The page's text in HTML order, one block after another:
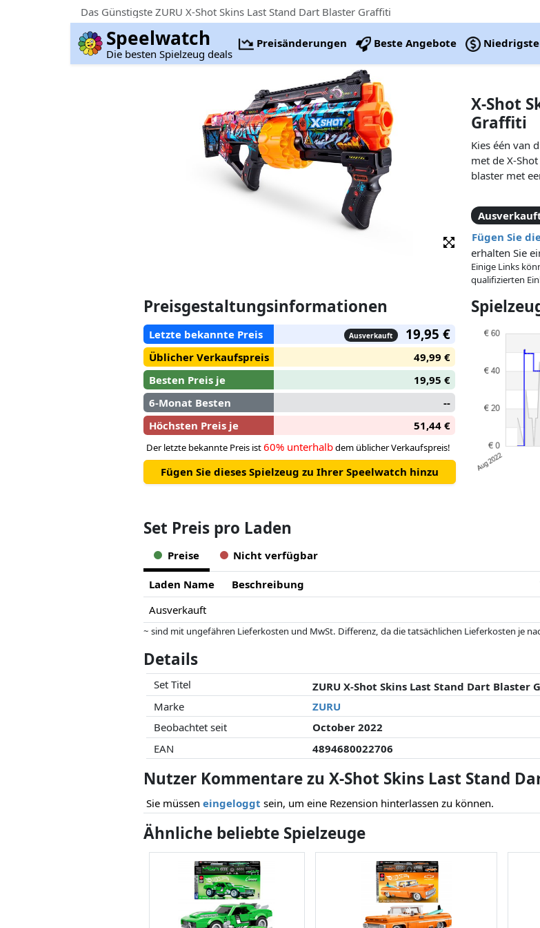
Das Günstigste ZURU X-Shot Skins Last Stand Dart Blaster Graffiti
Speelwatch
Die besten Spielzeug deals
Preisänderungen Beste Angebote
X-Shot
Graffiti
Kies één van
met de X-
blaster met
Fügen Sie
erhalten Sie
Einige Links
qualifizierten
Preisgestaltungsinformationen
Letzte bekannte Preis Ausverkauft 19,95 €
Üblicher Verkaufspreis
49,99 €
Besten Preis je
19,95 €
6-Monat Besten
--
Höchsten Preis je
51,44 €
Der letzte bekannte Preis ist60% unterhalbdem üblicher Verkaufspreis!
Fügen Sie dieses Spielzeug zu Ihrer Speelwatch hinzu
Set Preis pro Laden
Preise Nicht verfügbar
Laden Name Beschreibung
Ausverkauft
~ sind mit ungefähren Lieferkosten und MwSt. Differenz, da die tatsächlichen Lieferkosten je
Preise und Verfügbarkeiten können sich seit der letzten Aktualisierung geändert haben. Die
Partner haben darauf keinerlei Einfluss. Nur bei gleichen Preisen können historische
Details
Set Titel
ZURU X-Shot Skins Last Stand Dart Blaster
Marke
ZURU
Beobachtet seit
October 2022
EAN
4894680022706
Nutzer Kommentare zu X-Shot Skins Last Stand
Sie müssen eingeloggt sein, um eine Rezension hinterlassen zu können.
Ähnliche beliebte Spielzeuge